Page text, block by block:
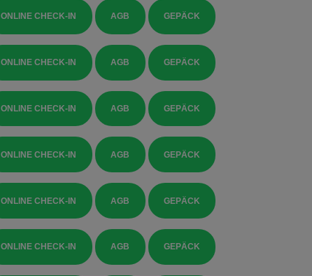
ONLINE CHECK-IN AGB GEPÄCK
ONLINE CHECK-IN AGB GEPÄCK
ONLINE CHECK-IN AGB GEPÄCK
ONLINE CHECK-IN AGB GEPÄCK
ONLINE CHECK-IN AGB GEPÄCK
ONLINE CHECK-IN AGB GEPÄCK